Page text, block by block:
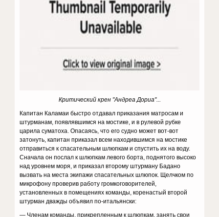
Критический крен "Андреа Дориа"...
Капитан Каламаи быстро отдавал приказания матросам и
штурманам, появлявшимся на мостике, и в рулевой рубке
царила суматоха. Опасаясь, что его судно может вот-вот
затонуть, капитан приказал всем находившимся на мостике
отправиться к спасательным шлюпкам и спустить их на воду.
Сначала он послал к шлюпкам левого борта, поднятого высоко
над уровнем моря, и приказал второму штурману Бадано
вызвать на места экипажи спасательных шлюпок. Щелчком по
микрофону проверив работу громкоговорителей,
установленных в помещениях команды, коренастый второй
штурман дважды объявил по-итальянски:
— Членам команды, прикрепленным к шлюпкам, занять свои